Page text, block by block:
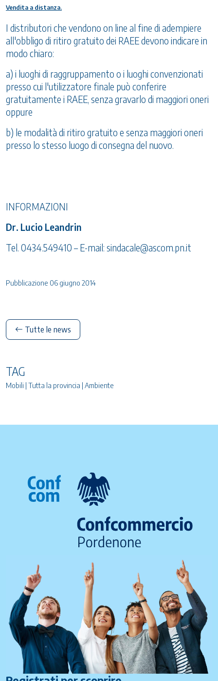
Vendita a distanza.
I distributori che vendono on line al fine di adempiere
all'obbligo di ritiro gratuito dei RAEE devono indicare in
modo chiaro:
a) i luoghi di raggruppamento o i luoghi convenzionati
presso cui l'utilizzatore finale può conferire
gratuitamente i RAEE, senza gravarlo di maggiori oneri
oppure
b) le modalità di ritiro gratuito e senza maggiori oneri
presso lo stesso luogo di consegna del nuovo.
INFORMAZIONI
Dr. Lucio Leandrin
Tel. 0434.549410 – E-mail: sindacale@ascom.pn.it
Pubblicazione 06 giugno 2014
Tutte le news
TAG
Mobili | Tutta la provincia | Ambiente